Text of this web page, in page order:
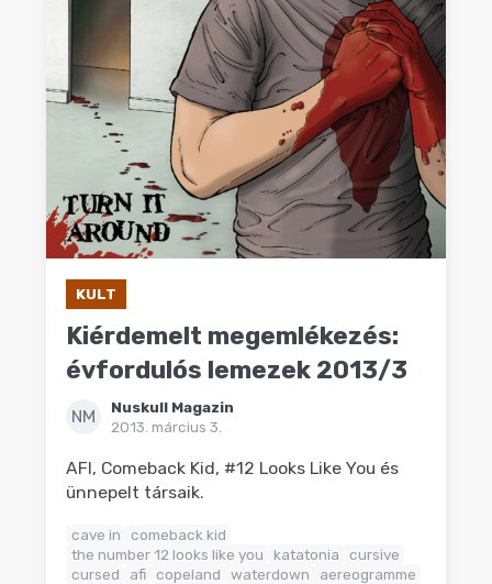
KULT
Kiérdemelt megemlékezés:
évfordulós lemezek 2013/3
NM
Nuskull Magazin
2013. március 3.
AFI, Comeback Kid, #12 Looks Like You és
ünnepelt társaik.
cave in
comeback kid
the number 12 looks like you
katatonia
cursive
cursed
afi copeland waterdown aereogramme